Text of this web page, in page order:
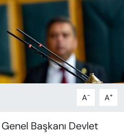
A- A+
Başkanı Devlet